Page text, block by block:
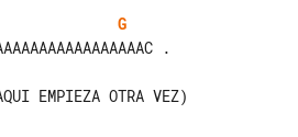
G
.
OTRA VEZ)